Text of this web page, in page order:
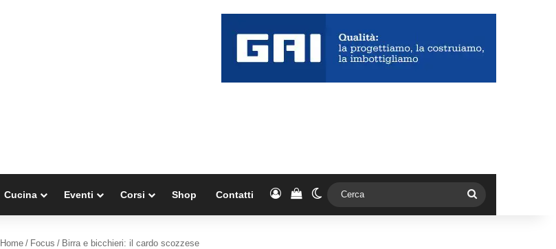
Cucina Eventi Corsi Shop Contatti AccediVedi il carrello
Cambia aspetto
Home / Focus / Birra e bicchieri: il cardo scozzese